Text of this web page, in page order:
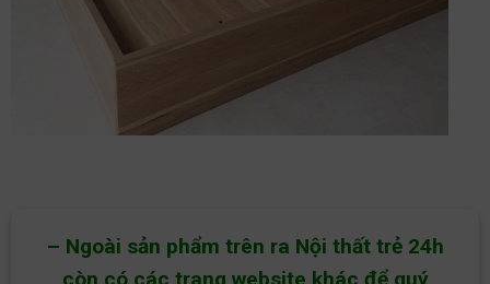
– Ngoài sản phẩm trên ra Nội thất trẻ 24h
còn có các trang website khác để quý